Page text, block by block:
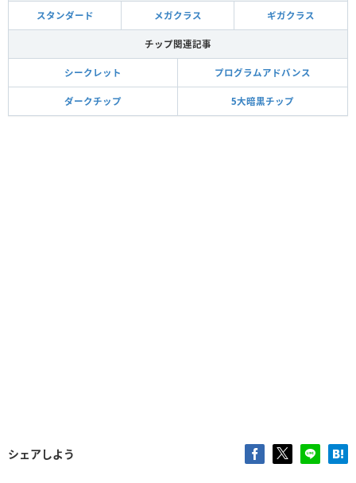
スタンダード メガクラス ギガクラス
チップ関連記事
シークレット プログラムアドバンス
ダークチップ 5大暗黒チップ
シェアしよう